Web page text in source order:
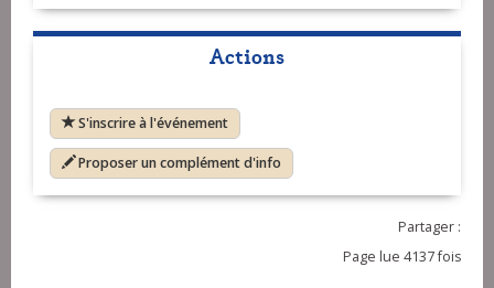
Actions
S'inscrire à l'événement
Proposer un complément d'info
Partager :
Page lue 4137 fois